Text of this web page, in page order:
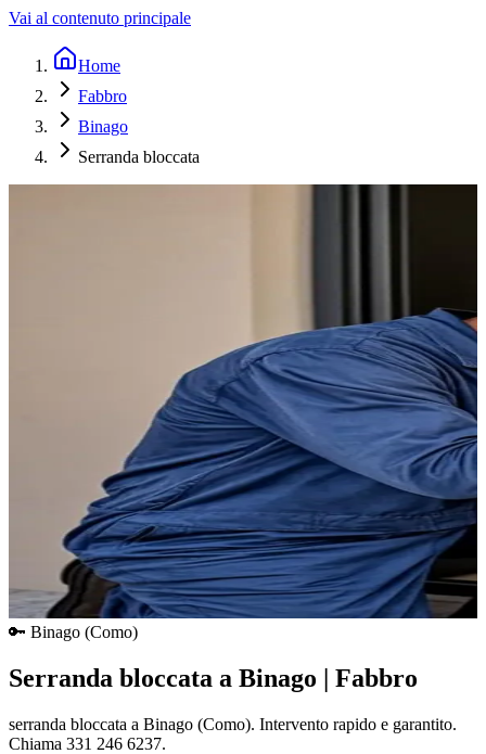
Vai al contenuto principale
Home
Fabbro
Binago
Serranda bloccata
🔑 Binago (Como)
Serranda bloccata a Binago | Fabbro
serranda bloccata a Binago (Como). Intervento rapido e garantito.
Chiama 331 246 6237.